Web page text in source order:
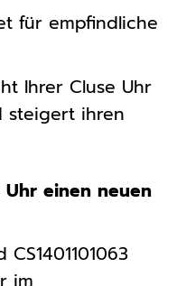
für empfindliche
Ihrer Cluse Uhr
steigert ihren
einen neuen